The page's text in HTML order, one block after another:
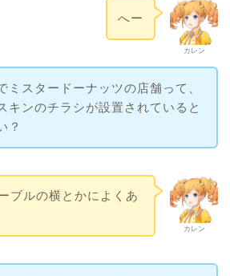
カレン
へー
ミスタードーナッツの店舗って、
キンのチラシが設置されていると
？
カレン
ルの横とかによくあ